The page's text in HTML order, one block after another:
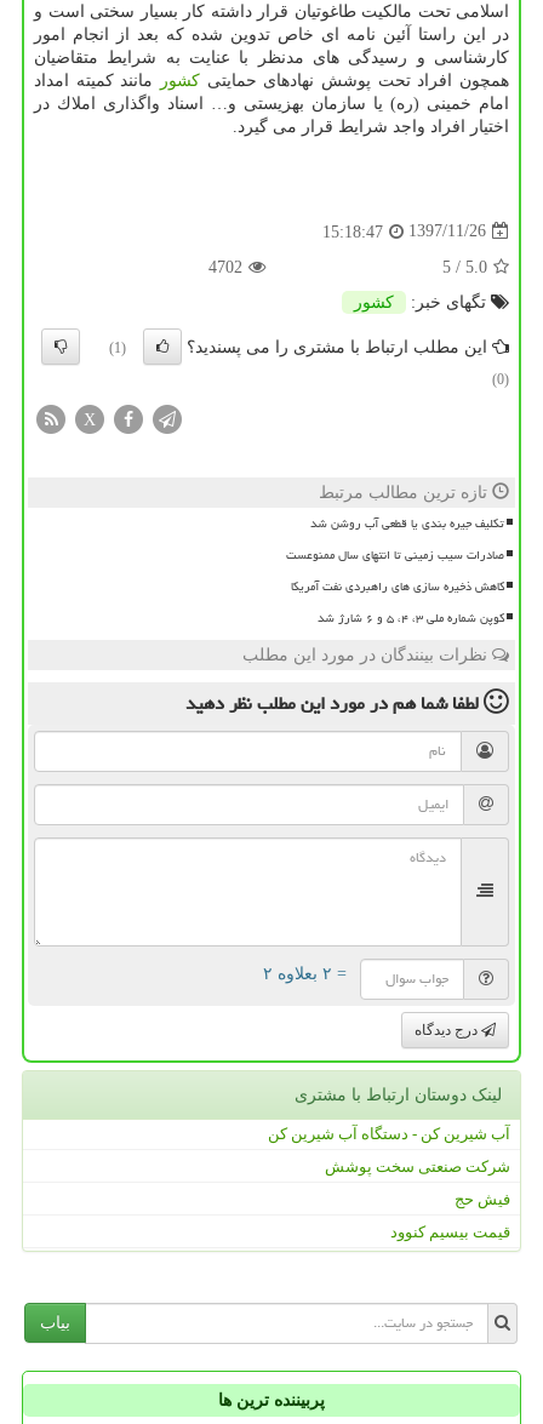
اسلامی تحت مالكیت طاغوتیان قرار داشته كار بسیار سختی است و
در این راستا آئین نامه ای خاص تدوین شده كه بعد از انجام امور
كارشناسی و رسیدگی های مدنظر با عنایت به شرایط متقاضیان
همچون افراد تحت پوشش نهادهای حمایتی كشور
مانند كمیته امداد
امام خمینی (ره) یا سازمان بهزیستی و… اسناد واگذاری املاك در
اختیار افراد واجد شرایط قرار می گیرد.
1397/11/26
15:18:47
5.0
/ 5
4702
تگهای خبر:
كشور
این مطلب ارتباط با مشتری را می پسندید؟
(1)
(0)
X
تازه ترین مطالب مرتبط
تکلیف جیره بندی یا قطعی آب روشن شد
صادرات سیب زمینی تا انتهای سال ممنوعست
کاهش ذخیره سازی های راهبردی نفت آمریکا
کوپن شماره ملی ۳، ۴، ۵ و ۶ شارژ شد
نظرات بینندگان در مورد این مطلب
لطفا شما همدر مورد این مطلبنظر دهید
= ۲ بعلاوه ۲
درج دیدگاه
لینک دوستان ارتباط با مشتری
آب شیرین کن - دستگاه آب شیرین کن
شرکت صنعتی سخت پوشش
فیش حج
قیمت بیسیم کنوود
بیاب
پربیننده ترین ها